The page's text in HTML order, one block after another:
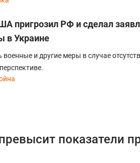
пригрозил РФ и сделал
в Украине
и другие меры в случае
показатели